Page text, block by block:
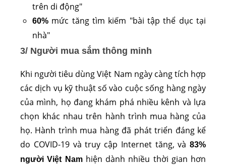
trên di động"
60% mức tăng tìm kiếm "bài tập thể dục tại
nhà"
3/ Người mua sắm thông minh
Khi người tiêu dùng Việt Nam ngày càng tích hợp
các dịch vụ kỹ thuật số vào cuộc sống hàng ngày
của mình, họ đang khám phá nhiều kênh và lựa
chọn khác nhau trên hành trình mua hàng của
họ. Hành trình mua hàng đã phát triển đáng kể
do COVID-19 và truy cập Internet tăng, và 83%
người Việt Namhiện dành nhiều thời gian hơn